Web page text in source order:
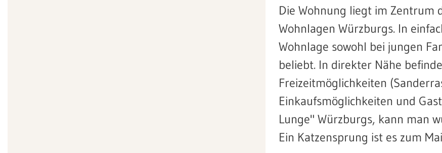
Die Wohnung liegt im Zentrum
Wohnlagen Würzburgs. In
Wohnlage sowohl bei jungen
beliebt. In direkter Nähe
Freizeitmöglichkeiten
Einkaufsmöglichkeiten und
Lunge" Würzburgs, kann man
Ein Katzensprung ist es zum